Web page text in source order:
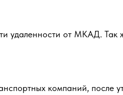
удаленности от МКАД.
компаний, после